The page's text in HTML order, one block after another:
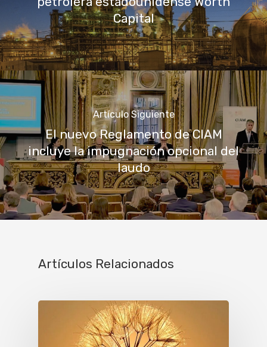
Capital
Artículo Siguiente
El nuevo Reglamento de CIAM
incluye la impugnación opcional del
laudo
Artículos Relacionados